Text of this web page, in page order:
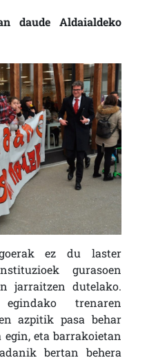
daude Aldaialdeko
ez du laster
gurasoen
jarraitzen dutelako.
trenaren
azpitik pasa behar
eta barrakoietan
bertan behera